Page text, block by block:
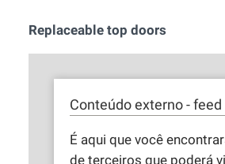
Replaceable top doors
Conteúdo externo - feed
É aqui que você
de terceiros que poderá